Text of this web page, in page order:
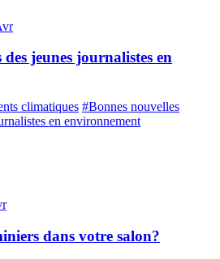
jeunes journalistes en
climatiques #Bonnes nouvelles
en environnement
dans votre salon?